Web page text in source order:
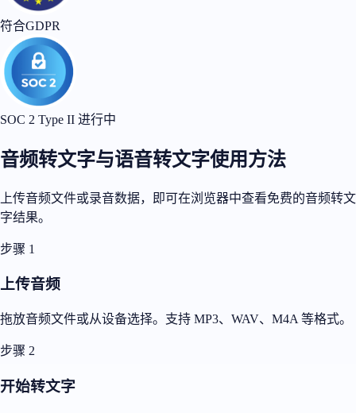
符合GDPR
SOC 2 Type II 进行中
音频转文字与语音转文字使用方法
上传音频文件或录音数据，即可在浏览器中查看免费的音频转文
字结果。
步骤 1
上传音频
拖放音频文件或从设备选择。支持 MP3、WAV、M4A 等格式。
步骤 2
开始转文字